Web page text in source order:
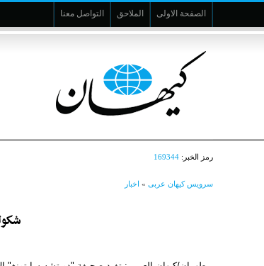
الصفحة الاولى الملاحق التواصل معنا
رمز الخبر: 169344
سرویس کیهان عربی » اخبار